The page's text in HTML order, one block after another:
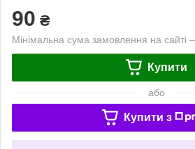
90 ₴
Мінімальна сума замовлення на сайті
Купити
або
Купити з